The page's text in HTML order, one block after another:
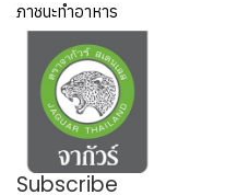
ภาชนะทำอาหาร
Subscribe